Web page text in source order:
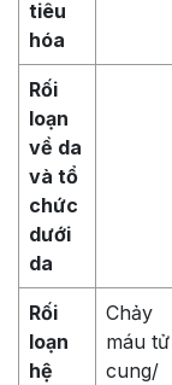
tiêu
hóa
Rối
loạn
về da
và tổ
chức
dưới
da
Rối
loạn
hệ
Chảy
máu tử
cung/